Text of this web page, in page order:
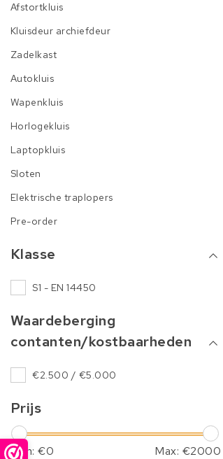
Afstortkluis
Kluisdeur archiefdeur
Zadelkast
Autokluis
Wapenkluis
Horlogekluis
Laptopkluis
Sloten
Elektrische traplopers
Pre-order
Klasse
S1 - EN 14450
Waardeberging
contanten/kostbaarheden
€2.500 / €5.000
Prijs
Min: €0 Max: €2000